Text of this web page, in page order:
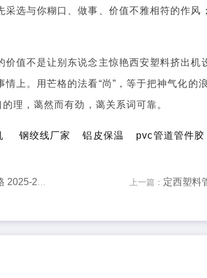
选与你糊口、做事、价值不雅相符的作风
价值不是让别东说念主惊艳西安塑料挤出机
上。用芒格的法看“尚”，等于把神气化的
理，蔼然而有劲，蔼关系词可靠。
钢绞线厂家 铝皮保温 pvc管道管件胶
+ 新址装修步到位 上一篇： 定西塑料管材设备厂